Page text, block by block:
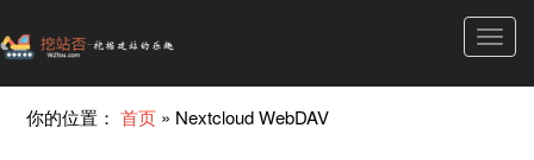
你的位置：首页 » Nextcloud WebDAV